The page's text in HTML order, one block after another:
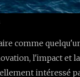
comme
l'impact et
intéressé